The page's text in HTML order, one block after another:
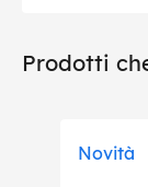
Prodotti
Novità